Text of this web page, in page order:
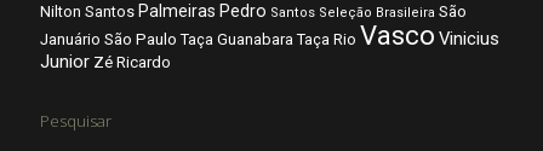
Nilton Santos Palmeiras Pedro Santos Seleção Brasileira São
Januário São Paulo Taça Guanabara Taça Rio Vasco Vinicius
Junior Zé Ricardo
Pesquisar